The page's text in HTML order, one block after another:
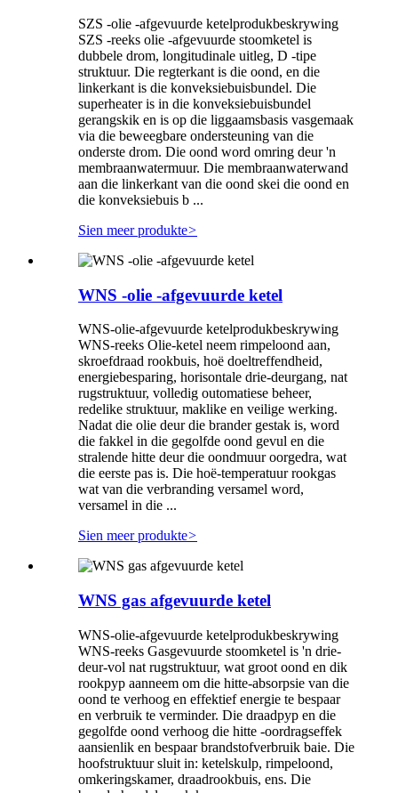
SZS -olie -afgevuurde ketelprodukbeskrywing
SZS -reeks olie -afgevuurde stoomketel is
dubbele drom, longitudinale uitleg, D -tipe
struktuur. Die regterkant is die oond, en die
linkerkant is die konveksiebuisbundel. Die
superheater is in die konveksiebuisbundel
gerangskik en is op die liggaamsbasis vasgemaak
via die beweegbare ondersteuning van die
onderste drom. Die oond word omring deur 'n
membraanwatermuur. Die membraanwaterwand
aan die linkerkant van die oond skei die oond en
die konveksiebuis b ...
Sien meer produkte>
WNS -olie -afgevuurde ketel
WNS-olie-afgevuurde ketelprodukbeskrywing
WNS-reeks Olie-ketel neem rimpeloond aan,
skroefdraad rookbuis, hoë doeltreffendheid,
energiebesparing, horisontale drie-deurgang, nat
rugstruktuur, volledig outomatiese beheer,
redelike struktuur, maklike en veilige werking.
Nadat die olie deur die brander gestak is, word
die fakkel in die gegolfde oond gevul en die
stralende hitte deur die oondmuur oorgedra, wat
die eerste pas is. Die hoë-temperatuur rookgas
wat van die verbranding versamel word,
versamel in die ...
Sien meer produkte>
WNS gas afgevuurde ketel
WNS-olie-afgevuurde ketelprodukbeskrywing
WNS-reeks Gasgevuurde stoomketel is 'n drie-
deur-vol nat rugstruktuur, wat groot oond en dik
rookpyp aanneem om die hitte-absorpsie van die
oond te verhoog en effektief energie te bespaar
en verbruik te verminder. Die draadpyp en die
gegolfde oond verhoog die hitte -oordragseffek
aansienlik en bespaar brandstofverbruik baie. Die
hoofstruktuur sluit in: ketelskulp, rimpeloond,
omkeringskamer, draadrookbuis, ens. Die